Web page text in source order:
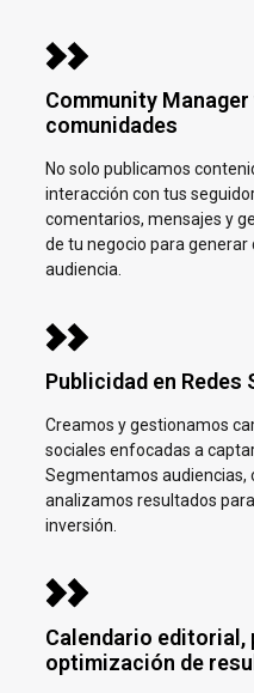
Community
comunidades
No solo publicamos
interacción con tus
comentarios, mensajes y
de tu negocio para
audiencia.
Publicidad en
Creamos y gestionamos
sociales enfocadas a
Segmentamos audiencias,
analizamos resultados
inversión.
Calendario editorial,
optimización de